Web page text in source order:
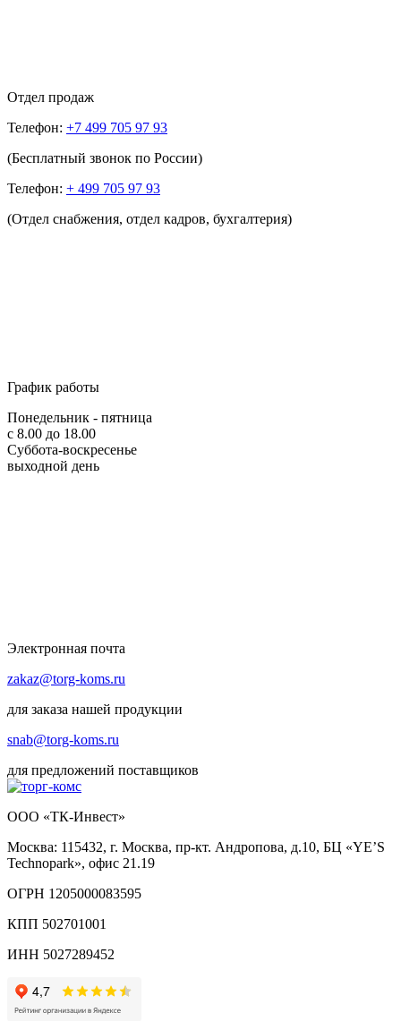
Отдел продаж
Телефон: +7 499 705 97 93
(Бесплатный звонок по России)
Телефон: + 499 705 97 93
(Отдел снабжения, отдел кадров, бухгалтерия)
График работы
Понедельник - пятница
с 8.00 до 18.00
Суббота-воскресенье
выходной день
Электронная почта
zakaz@torg-koms.ru
для заказа нашей продукции
snab@torg-koms.ru
для предложений поставщиков
ООО «ТК-Инвест»
Москва: 115432, г. Москва, пр-кт. Андропова, д.10, БЦ «YE’S
Technopark», офис 21.19
ОГРН 1205000083595
КПП 502701001
ИНН 5027289452